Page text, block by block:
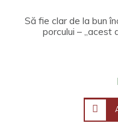
Să fie clar de la bun
porcului – „acest